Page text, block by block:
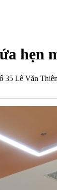
hẹn
Lê Văn